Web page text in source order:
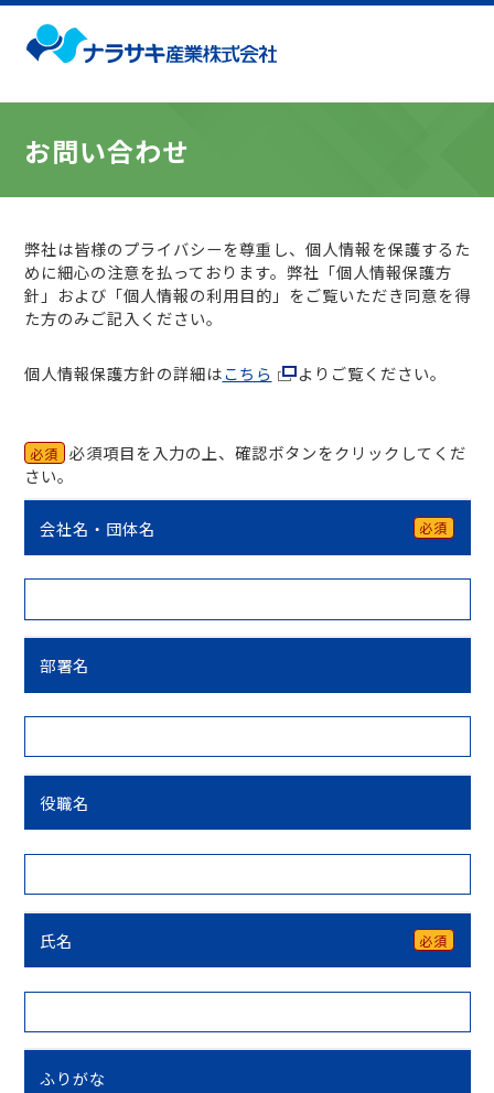
お問い合わせ
弊社は皆様のプライバシーを尊重し、個人情報を保護するた
めに細心の注意を払っております。弊社「個人情報保護方
針」および「個人情報の利用目的」をご覧いただき同意を得
た方のみご記入ください。
個人情報保護方針の詳細はこちら よりご覧ください。
必須
必須項目を入力の上、確認ボタンをクリックしてくだ
さい。
会社名・団体名 必須
部署名
役職名
氏名 必須
ふりがな